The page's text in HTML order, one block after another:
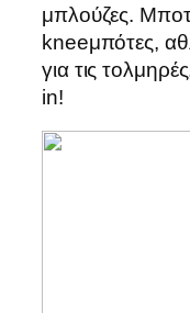
μπλούζες.
kneeμπότες,
για τις
in!